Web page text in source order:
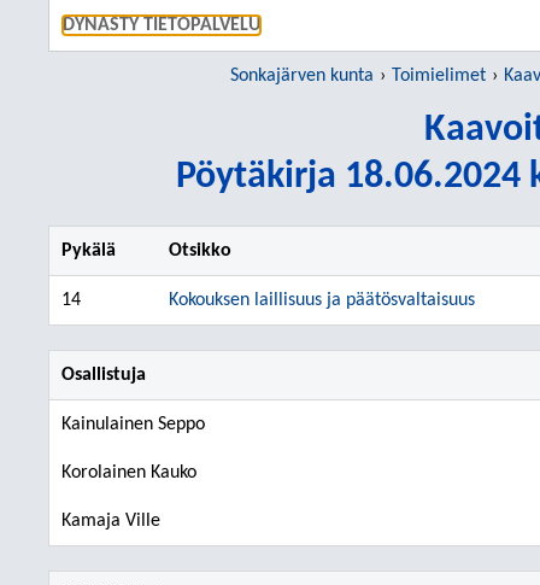
DYNASTY TIETOPALVELU
Sonkajärven kunta Toimielimet
Pöytäkirja 18.06.2024
Pykälä Otsikko
14 Kokouksen laillisuus ja päätösvaltaisuus
Osallistuja
Kainulainen Seppo
Korolainen Kauko
Kamaja Ville